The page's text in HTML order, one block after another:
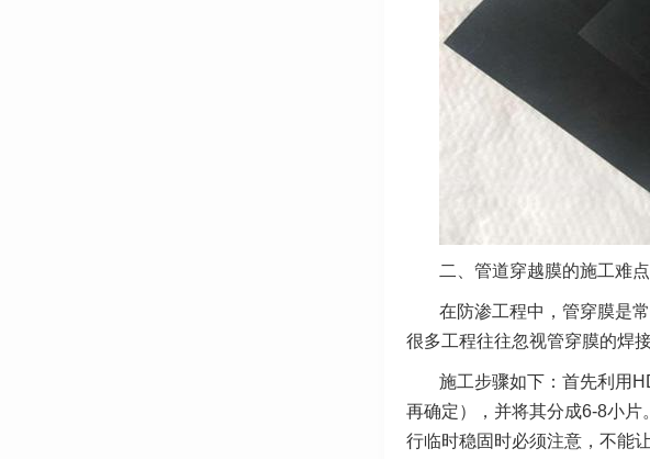
二、管道穿越膜的施工难点
在防渗工程中，管穿膜是
很多工程往往忽视管穿膜的焊
施工步骤如下：首先利用
再确定），并将其分成6-8小
行临时稳固时必须注意，不能